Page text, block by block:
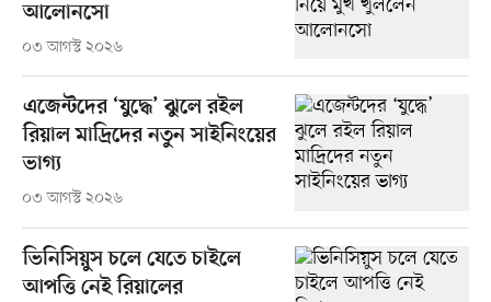
আলোনসো
০৩ আগস্ট ২০২৬
এজেন্টদের ‘যুদ্ধে’ ঝুলে রইল
রিয়াল মাদ্রিদের নতুন সাইনিংয়ের
ভাগ্য
০৩ আগস্ট ২০২৬
ভিনিসিয়ুস চলে যেতে চাইলে
আপত্তি নেই রিয়ালের